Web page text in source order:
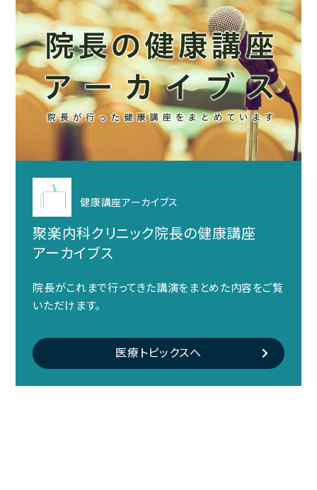
健康講座アーカイブス
聚楽内科クリニック院長の健康講座
アーカイブス
院長がこれまで行ってきた講演をまとめた内容をご覧
いただけます。
医療トピックスへ